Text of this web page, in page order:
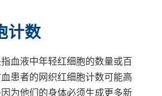
计数
血液中年轻红细胞的数量或百
患者的网织红细胞计数可能高
为他们的身体必须生成更多新